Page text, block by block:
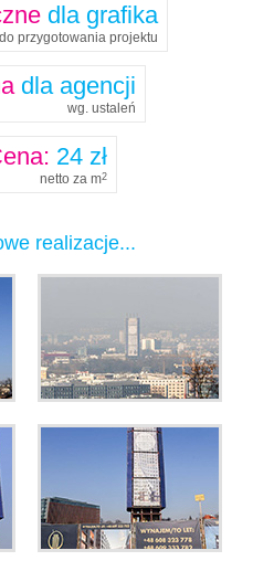
dla grafika
do przygotowania projektu
dla agencji
wg. ustaleń
24 zł
netto za m2
realizacje...